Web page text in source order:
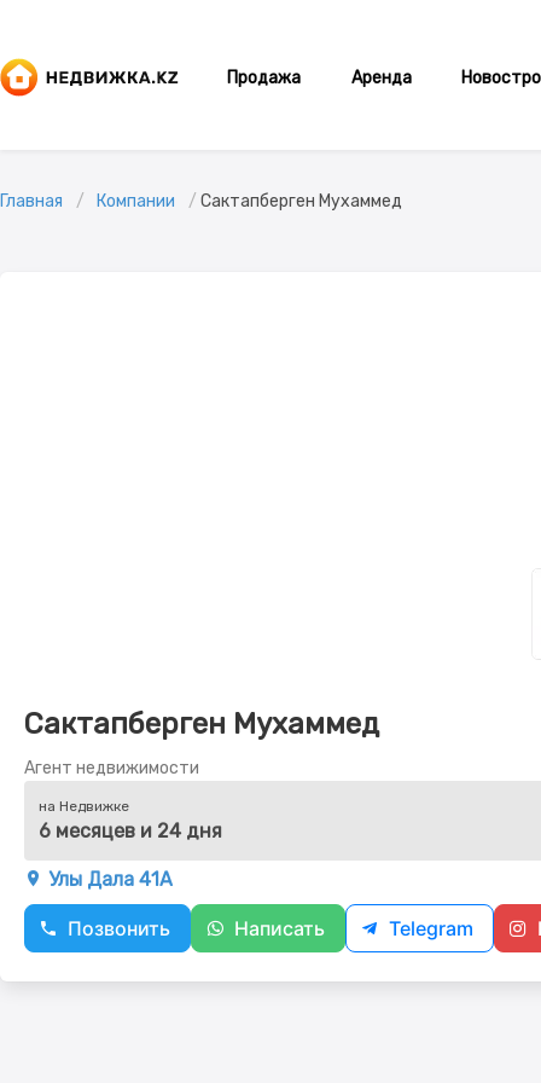
Продажа Аренда
Главная Компании Сактапберген Мухаммед
Сактапберген Мухаммед
Агент недвижимости
на Недвижке
6 месяцев и 24 дня
Улы Дала 41А
Позвонить Написать Telegram